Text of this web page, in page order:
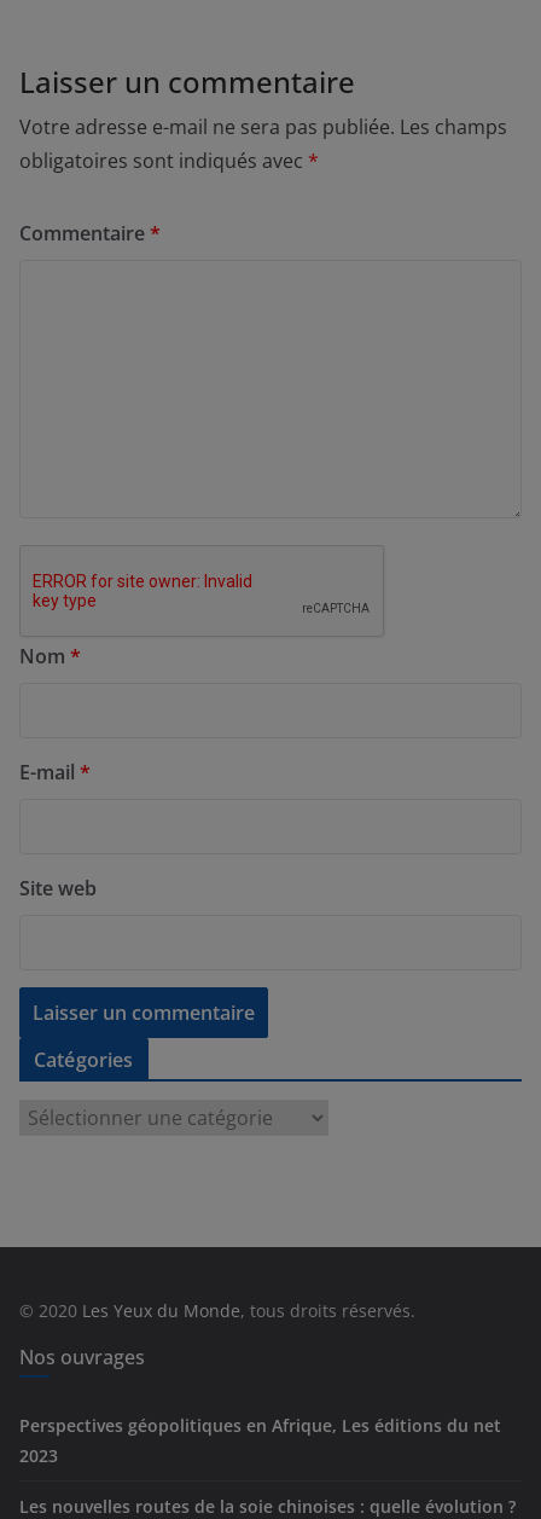
Laisser un commentaire
Votre adresse e-mail ne sera pas publiée. Les champs
obligatoires sont indiqués avec *
Commentaire*
Nom *
E-mail *
Site web
Catégories
e
s
© 2020 Les Yeux du Monde, tous droits réservés.
Nos ouvrages
Perspectives géopolitiques en Afrique, Les éditions du net
2023
Les nouvelles routes de la soie chinoises : quelle évolution ?